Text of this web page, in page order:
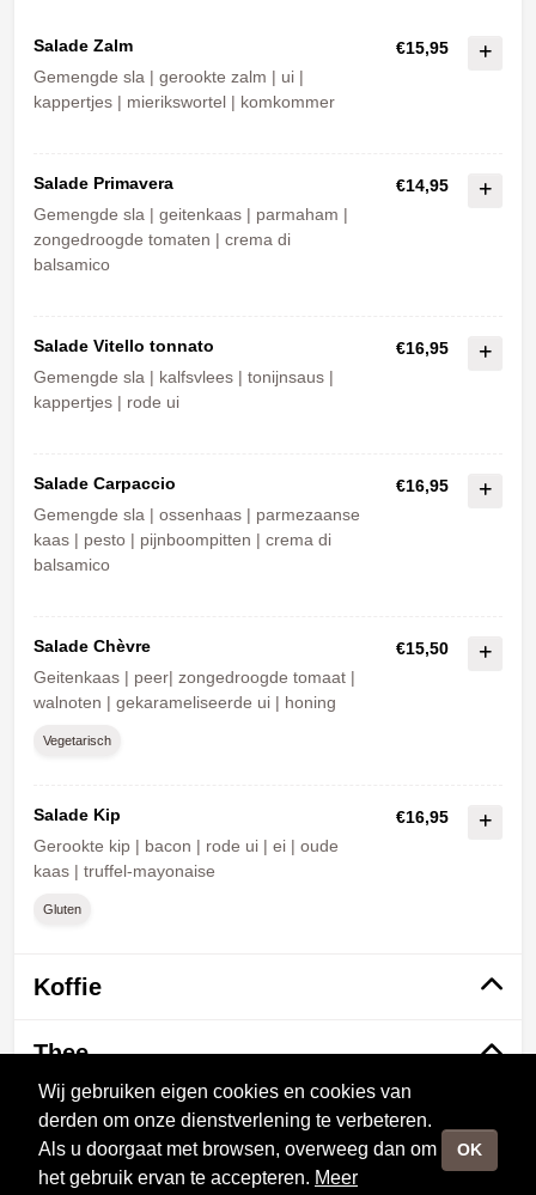
Salade Zalm
Gemengde sla | gerookte zalm | ui |
kappertjes | mierikswortel | komkommer
€15,95
Salade Primavera
Gemengde sla | geitenkaas | parmaham |
zongedroogde tomaten | crema di
balsamico
€14,95
Salade Vitello tonnato
Gemengde sla | kalfsvlees | tonijnsaus |
kappertjes | rode ui
€16,95
Salade Carpaccio
Gemengde sla | ossenhaas | parmezaanse
kaas | pesto | pijnboompitten | crema di
balsamico
€16,95
Salade Chèvre
Geitenkaas | peer| zongedroogde tomaat |
walnoten | gekarameliseerde ui | honing
€15,50
Vegetarisch
Salade Kip
Gerookte kip | bacon | rode ui | ei | oude
kaas | truffel-mayonaise
€16,95
Gluten
Koffie
Thee
Frisdranken
Foodtruck
Wij gebruiken eigen cookies en cookies van
derden om onze dienstverlening te verbeteren.
Als u doorgaat met browsen, overweeg dan om
het gebruik ervan te accepteren. Meer
OK